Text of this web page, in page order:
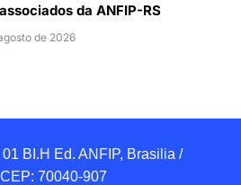
da ANFIP-RS
de 2026
BI.H Ed. ANFIP, Brasilia /
70040-907